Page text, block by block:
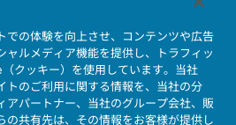
IR情報 採用情報
会社情報新着一覧
プ お問い合わせ
での体験を向上させ、コンテンツや広告
ャルメディア機能を提供し、トラフィッ
クッキー）を使用しています。当社
トのご利用に関する情報を、当社の分
アパートナー、当社のグループ会社、販
の共有先は、その情報をお客様が提供し